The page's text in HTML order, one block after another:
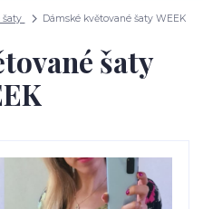
šaty Dámské květované šaty WEEK
šaty